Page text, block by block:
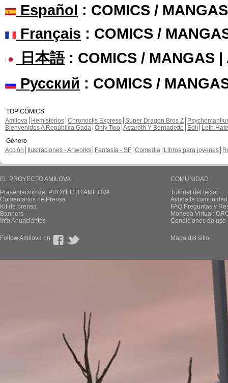
Español : COMICS /
Français : COMICS /
日本語: COMICS / MANGAS |
Русский : COMICS /
TOP CÓMICS
Amilova
Hemisferios Chronoctis Express Super Dragon Bros Z
Bienvenidos A República Gada Only Two Astaroth Y Bernadette Edil
Leth Hate
Género
Acción
Ilustraciones - Artworks Fantasía - SF Comedia Libros para jovenes
EL PROYECTO AMILOVA
Presentación del PROYECTO AMILOVA
Comentarios de Prensa
Kit de prensa
Banners
Info Anunciantes
COMUNIDAD
Tutorial del lector
Ayuda la
FAQ.Preguntas y
Moneda Virtual:
Condiciones de uso
Follow Amilova on Mapa del sitio